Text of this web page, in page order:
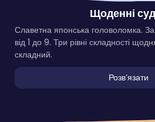
Щоденні
Славетна японська головоломка.
від 1 до 9. Три рівні складності
складний.
Розвʼязати